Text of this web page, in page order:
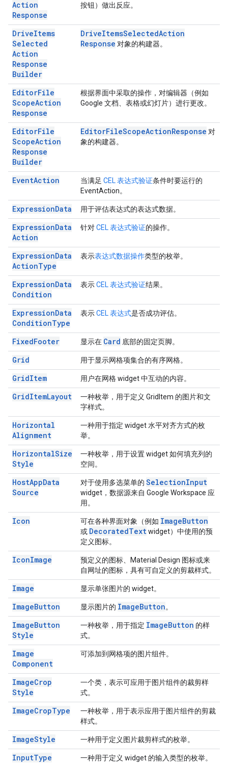
Action
Response
按钮）做出反应。
DriveItems
Selected
Action
Response
Builder
DriveItemsSelectedAction
Response 对象的构建器。
EditorFile
ScopeAction
Response
根据界面中采取的操作，对编辑器（例如
Google 文档、表格或幻灯片）进行更改。
EditorFile
ScopeAction
Response
Builder
EditorFileScopeActionResponse 对
象的构建器。
EventAction 当满足 CEL 表达式验证条件时要运行的
EventAction。
ExpressionData 用于评估表达式的表达式数据。
ExpressionData
Action
针对CEL 表达式验证的操作。
ExpressionData
ActionType
表示表达式数据操作类型的枚举。
ExpressionData
Condition
表示CEL 表达式验证结果。
ExpressionData
ConditionType
表示CEL 表达式是否成功评估。
FixedFooter 显示在 Card 底部的固定页脚。
Grid 用于显示网格项集合的有序网格。
GridItem 用户在网格 widget 中互动的内容。
GridItemLayout
一种枚举，用于定义 GridItem 的图片和文
字样式。
Horizontal
Alignment
一种用于指定 widget 水平对齐方式的枚
举。
HorizontalSize
Style
一种枚举，用于设置 widget 如何填充列的
空间。
HostAppData
Source
对于使用多选菜单的 SelectionInput
widget，数据源来自 Google Workspace 应
用。
Icon 可在各种界面对象（例如 ImageButton
或 DecoratedTextwidget）中使用的预
定义图标。
IconImage
预定义的图标、Material Design 图标或来
自网址的图标，具有可自定义的剪裁样式。
Image 显示单张图片的 widget。
ImageButton 显示图片的 ImageButton。
ImageButton
Style
一种枚举，用于指定 ImageButton 的样
式。
Image
Component
可添加到网格项的图片组件。
ImageCrop
Style
一个类，表示可应用于图片组件的裁剪样
式。
ImageCropType
一种枚举，用于表示应用于图片组件的剪裁
样式。
ImageStyle 一种用于定义图片裁剪样式的枚举。
InputType 一种用于定义 widget 的输入类型的枚举。